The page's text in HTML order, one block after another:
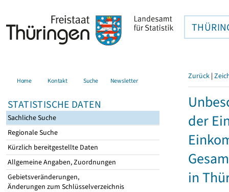
Home Kontakt Suche Newsletter
STATISTISCHE DATEN
Sachliche Suche
Regionale Suche
Kürzlich bereitgestellte Daten
Allgemeine Angaben, Zuordnungen
Gebietsveränderungen,
Änderungen zum Schlüsselverzeichnis
Zurück |
der
in